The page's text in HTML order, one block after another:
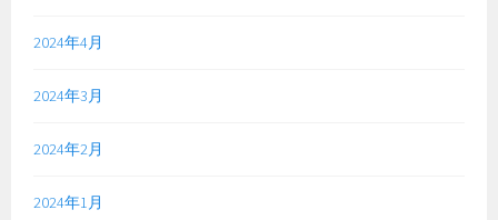
2024年4月
2024年3月
2024年2月
2024年1月